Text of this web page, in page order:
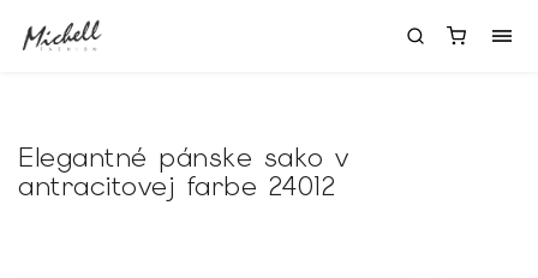
Elegantné pánske sako v
antracitovej farbe 24012